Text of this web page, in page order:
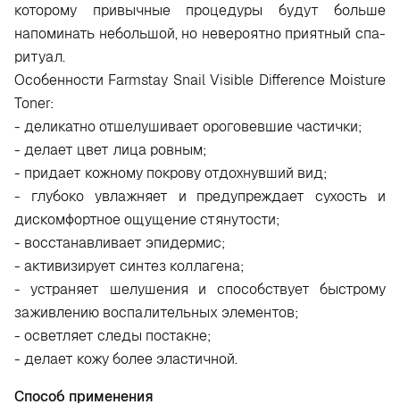
которому привычные процедуры будут больше
напоминать небольшой, но невероятно приятный спа-
ритуал.
Особенности Farmstay Snail Visible Difference Moisture
Toner:
- деликатно отшелушивает ороговевшие частички;
- делает цвет лица ровным;
- придает кожному покрову отдохнувший вид;
- глубоко увлажняет и предупреждает сухость и
дискомфортное ощущение стянутости;
- восстанавливает эпидермис;
- активизирует синтез коллагена;
- устраняет шелушения и способствует быстрому
заживлению воспалительных элементов;
- осветляет следы постакне;
- делает кожу более эластичной.
Способ применения